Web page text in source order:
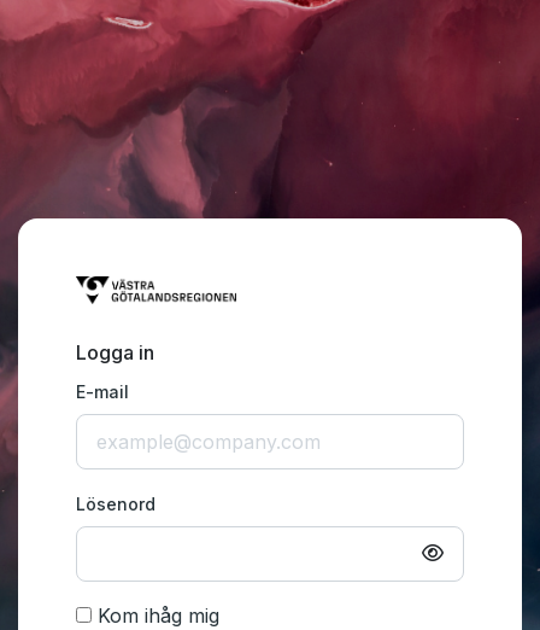
Logga in
E-mail
Lösenord
Kom ihåg mig